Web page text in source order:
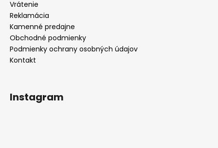
Vrátenie
Reklamácia
Kamenné predajne
Obchodné podmienky
Podmienky ochrany osobných údajov
Kontakt
Instagram